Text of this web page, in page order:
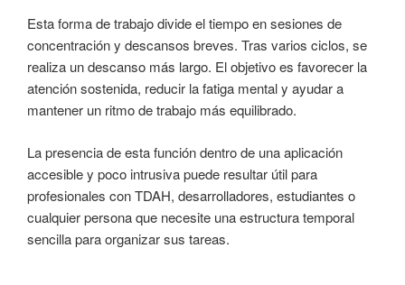
Esta forma de trabajo divide el tiempo en sesiones de
concentración y descansos breves. Tras varios ciclos, se
realiza un descanso más largo. El objetivo es favorecer la
atención sostenida, reducir la fatiga mental y ayudar a
mantener un ritmo de trabajo más equilibrado.
La presencia de esta función dentro de una aplicación
accesible y poco intrusiva puede resultar útil para
profesionales con TDAH, desarrolladores, estudiantes o
cualquier persona que necesite una estructura temporal
sencilla para organizar sus tareas.